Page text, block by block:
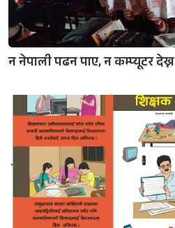
न नेपाली पढन पाए, न कम्प्यूटर देख्न